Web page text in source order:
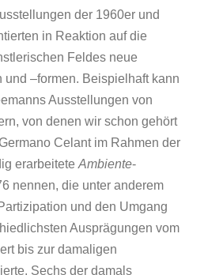
der 1960er und
in Reaktion auf die
Feldes neue
–formen. Beispielhaft kann
Ausstellungen von
von denen wir schon gehört
Celant im Rahmen der
erarbeitete Ambiente-
nennen, die unter anderem
und den Umgang
Ausprägungen vom
bis zur damaligen
Sechs der damals